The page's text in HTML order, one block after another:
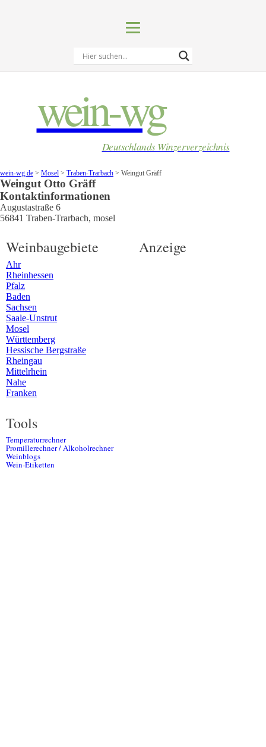
wein-wg
Deutschlands Winzerverzeichnis
wein-wg.de > Mosel > Traben-Trarbach > Weingut Gräff
Weingut Otto Gräff
Kontaktinformationen
Augustastraße 6
56841 Traben-Trarbach, mosel
Weinbaugebiete
Ahr
Rheinhessen
Pfalz
Baden
Sachsen
Saale-Unstrut
Mosel
Württemberg
Hessische Bergstraße
Rheingau
Mittelrhein
Nahe
Franken
Tools
Temperaturrechner
Promillerechner / Alkoholrechner
Weinblogs
Wein-Etiketten
Anzeige